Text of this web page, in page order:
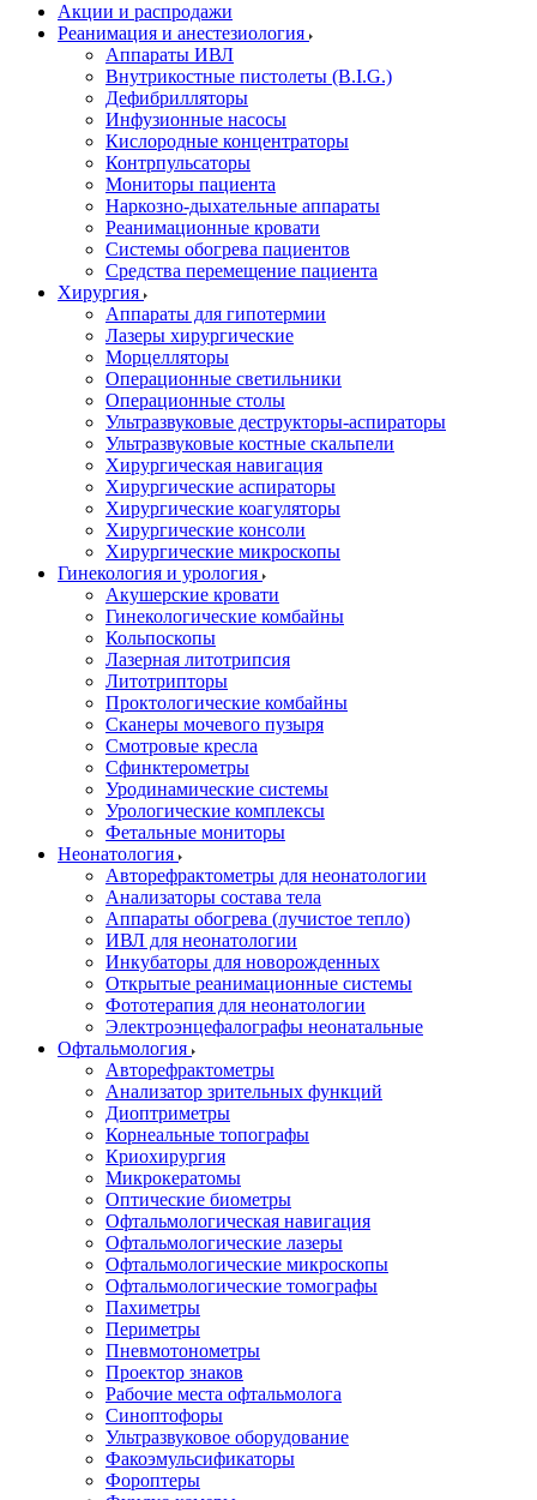
Акции и распродажи
Реанимация и анестезиология
Аппараты ИВЛ
Внутрикостные пистолеты (B.I.G.)
Дефибрилляторы
Инфузионные насосы
Кислородные концентраторы
Контрпульсаторы
Мониторы пациента
Наркозно-дыхательные аппараты
Реанимационные кровати
Системы обогрева пациентов
Средства перемещение пациента
Хирургия
Аппараты для гипотермии
Лазеры хирургические
Морцелляторы
Операционные светильники
Операционные столы
Ультразвуковые деструкторы-аспираторы
Ультразвуковые костные скальпели
Хирургическая навигация
Хирургические аспираторы
Хирургические коагуляторы
Хирургические консоли
Хирургические микроскопы
Гинекология и урология
Акушерские кровати
Гинекологические комбайны
Кольпоскопы
Лазерная литотрипсия
Литотрипторы
Проктологические комбайны
Сканеры мочевого пузыря
Смотровые кресла
Сфинктерометры
Уродинамические системы
Урологические комплексы
Фетальные мониторы
Неонатология
Авторефрактометры для неонатологии
Анализаторы состава тела
Аппараты обогрева (лучистое тепло)
ИВЛ для неонатологии
Инкубаторы для новорожденных
Открытые реанимационные системы
Фототерапия для неонатологии
Электроэнцефалографы неонатальные
Офтальмология
Авторефрактометры
Анализатор зрительных функций
Диоптриметры
Корнеальные топографы
Криохирургия
Микрокератомы
Оптические биометры
Офтальмологическая навигация
Офтальмологические лазеры
Офтальмологические микроскопы
Офтальмологические томографы
Пахиметры
Периметры
Пневмотонометры
Проектор знаков
Рабочие места офтальмолога
Синоптофоры
Ультразвуковое оборудование
Факоэмульсификаторы
Фороптеры